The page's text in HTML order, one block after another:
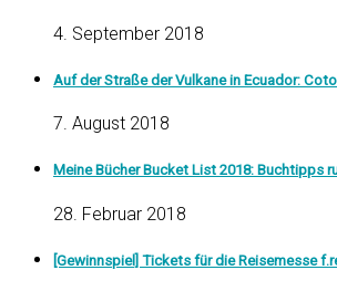
4. September 2018
Auf der Straße der Vulkane in Ecuador:
7. August 2018
Meine Bücher Bucket List 2018: Buchtipps
28. Februar 2018
[Gewinnspiel] Tickets für die Reisemesse